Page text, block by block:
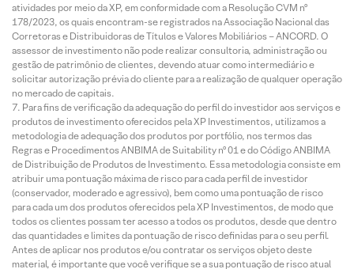
atividades por meio da XP, em conformidade com a Resolução CVM nº
178/2023, os quais encontram-se registrados na Associação Nacional das
Corretoras e Distribuidoras de Títulos e Valores Mobiliários – ANCORD. O
assessor de investimento não pode realizar consultoria, administração ou
gestão de patrimônio de clientes, devendo atuar como intermediário e
solicitar autorização prévia do cliente para a realização de qualquer operação
no mercado de capitais.
Para fins de verificação da adequação do perfil do investidor aos serviços e
produtos de investimento oferecidos pela XP Investimentos, utilizamos a
metodologia de adequação dos produtos por portfólio, nos termos das
Regras e Procedimentos ANBIMA de Suitability nº 01 e do Código ANBIMA
de Distribuição de Produtos de Investimento. Essa metodologia consiste em
atribuir uma pontuação máxima de risco para cada perfil de investidor
(conservador, moderado e agressivo), bem como uma pontuação de risco
para cada um dos produtos oferecidos pela XP Investimentos, de modo que
todos os clientes possam ter acesso a todos os produtos, desde que dentro
das quantidades e limites da pontuação de risco definidas para o seu perfil.
Antes de aplicar nos produtos e/ou contratar os serviços objeto deste
material, é importante que você verifique se a sua pontuação de risco atual